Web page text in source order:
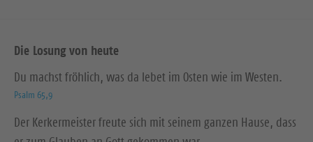
Die Losung von heute
Du machst fröhlich, was da lebet im Osten wie im Westen.
Psalm 65,9
Der Kerkermeister freute sich mit seinem ganzen Hause, dass